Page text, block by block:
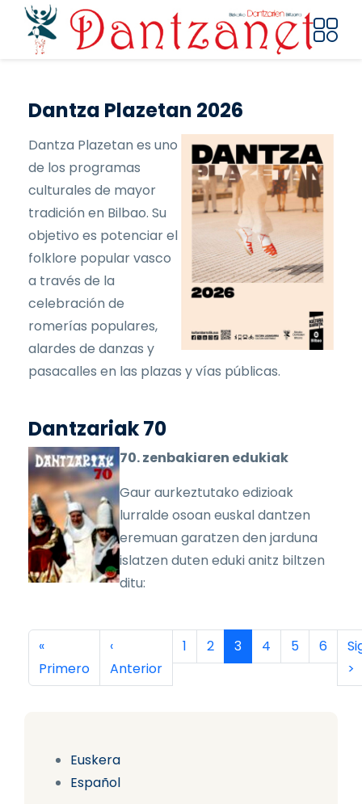
Pasar al contenido principal
Euskera
Español
Dantza Plazetan 2026
Dantza Plazetan es uno
de los programas
culturales de mayor
tradición en Bilbao. Su
objetivo es potenciar el
folklore popular vasco
a través de la
celebración de
romerías populares,
alardes de danzas y
pasacalles en las plazas y vías públicas.
Dantzariak 70
70. zenbakiaren edukiak
Gaur aurkeztutako edizioak
lurralde osoan euskal dantzen
eremuan garatzen den jarduna
islatzen duten eduki anitz biltzen
ditu:
Paginación
Primera página
«
Primero
Página anterior
‹
Anterior
Página
1 Página
2 Página actual
3 Página
4 Página
5 Página
6
>